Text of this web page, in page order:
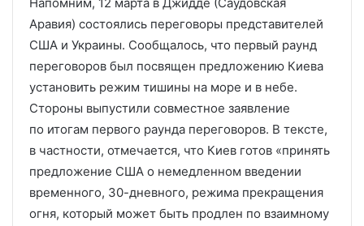
Напомним, 12 марта в Джидде (Саудовская
Аравия) состоялись переговоры представителей
США и Украины. Сообщалось, что первый раунд
переговоров был посвящен предложению Киева
установить режим тишины на море и в небе.
Стороны выпустили совместное заявление
по итогам первого раунда переговоров. В тексте,
в частности, отмечается, что Киев готов «принять
предложение США о немедленном введении
временного, 30-дневного, режима прекращения
огня, который может быть продлен по взаимному